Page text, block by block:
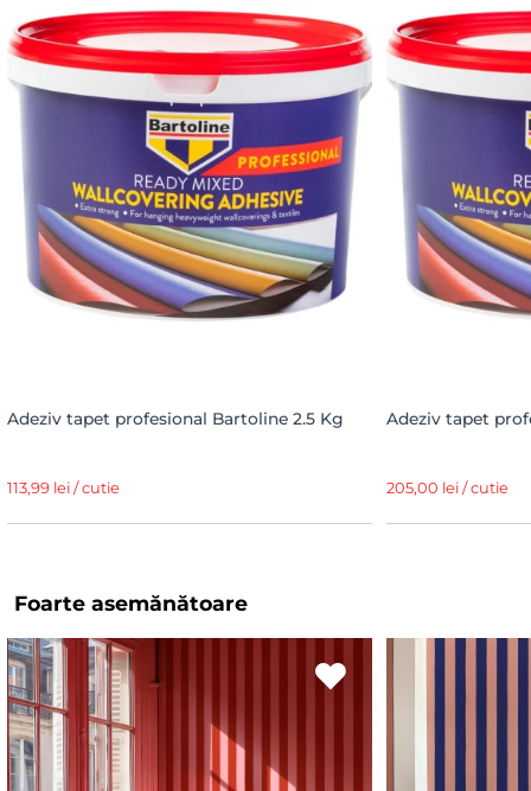
Adeziv tapet profesional Bartoline 2.5 Kg
113,99 lei / cutie
Adeziv tapet
205,00 lei / cutie
Foarte asemănătoare